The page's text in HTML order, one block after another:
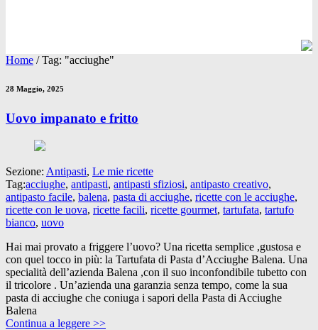
Home /Tag: "acciughe"
28 Maggio, 2025
Uovo impanato e fritto
Sezione: Antipasti, Le mie ricette
Tag:acciughe, antipasti, antipasti sfiziosi, antipasto creativo,
antipasto facile, balena, pasta di acciughe, ricette con le acciughe,
ricette con le uova, ricette facili, ricette gourmet, tartufata, tartufo
bianco, uovo
Hai mai provato a friggere l’uovo? Una ricetta semplice ,gustosa e
con quel tocco in più: la Tartufata di Pasta d’Acciughe Balena. Una
specialità dell’azienda Balena ,con il suo inconfondibile tubetto con
il tricolore . Un’azienda una garanzia senza tempo, come la sua
pasta di acciughe che coniuga i sapori della Pasta di Acciughe
Balena
Continua a leggere >>